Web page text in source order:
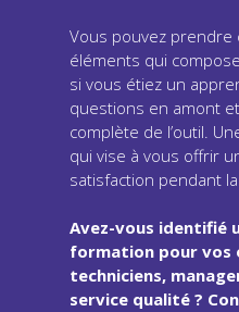
Vous pouvez prendre
éléments qui
si vous étiez un
questions en amont
complète de l’outil.
qui vise à vous offrir
satisfaction pendant
Avez-vous identifié
formation pour vos
techniciens,
service qualité ?